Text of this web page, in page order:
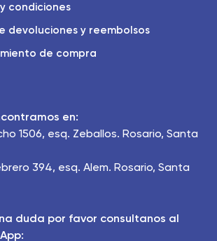
condiciones
devoluciones y reembolsos
de compra
en:
1506, esq. Zeballos. Rosario, Santa
394, esq. Alem. Rosario, Santa
duda por favor consultanos al